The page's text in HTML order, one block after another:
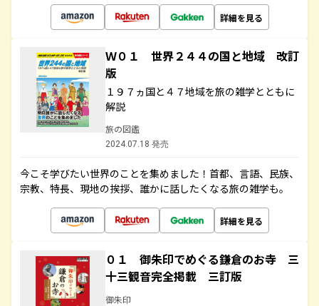
詳細を見る
Ｗ０１ 世界２４４の国と地域 改訂
版
１９７ヵ国と４７地域を旅の雑学とともに
解説
旅の図鑑
2024.07.18 発売
今こそ学びたい世界のことを集めました！首都、言語、民族、
宗教、特長、現地の挨拶、誰かに話したくなる旅の雑学も。
詳細を見る
０１ 御朱印でめぐる鎌倉のお寺 三
十三観音完全掲載 三訂版
御朱印